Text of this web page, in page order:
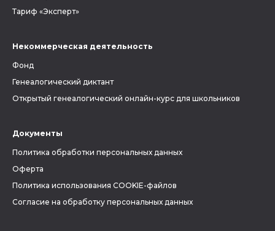
Тариф «Эксперт»
Некоммерческая деятельность
Фонд
Генеалогический диктант
Открытый генеалогический онлайн-курс для школьников
Документы
Политика обработки персональных данных
Оферта
Политика использования COOKIE-файлов
Согласие на обработку персональных данных